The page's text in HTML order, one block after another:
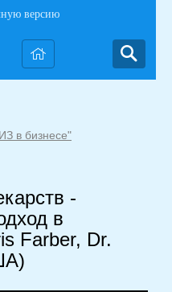
версию
в бизнесе"
-
в
Farber, Dr.